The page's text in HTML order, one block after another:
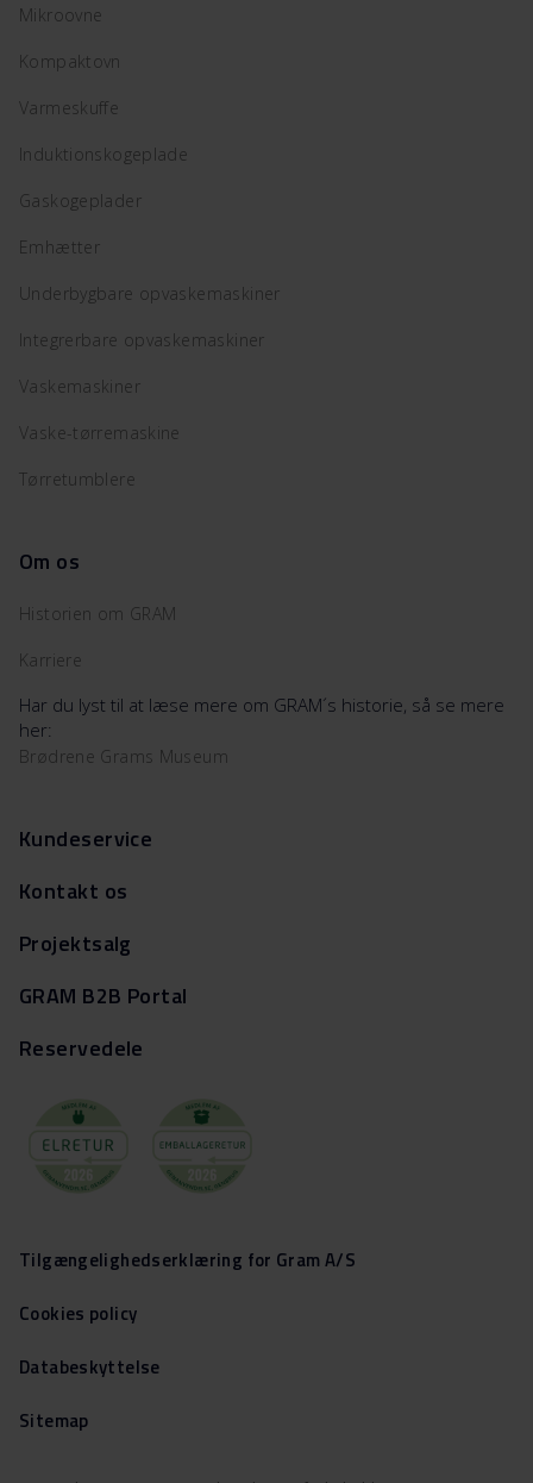
Mikroovne
Kompaktovn
Varmeskuffe
Induktionskogeplade
Gaskogeplader
Emhætter
Underbygbare opvaskemaskiner
Integrerbare opvaskemaskiner
Vaskemaskiner
Vaske-tørremaskine
Tørretumblere
Om os
Historien om GRAM
Karriere
Har du lyst til at læse mere om GRAM´s historie, så se mere
her:
Brødrene Grams Museum
Kundeservice
Kontakt os
Projektsalg
GRAM B2B Portal
Reservedele
Tilgængelighedserklæring for Gram A/S
Cookies policy
Databeskyttelse
Sitemap